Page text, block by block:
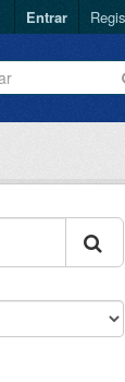
Entrar